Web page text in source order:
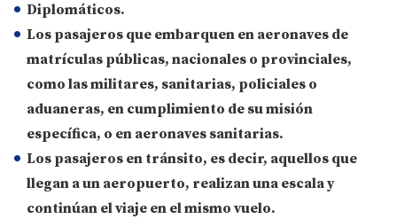
Diplomáticos.
Los pasajeros que embarquen en aeronaves de
matrículas públicas, nacionales o provinciales,
como lasmilitares, sanitarias, policiales o
aduaneras, en cumplimiento de su misión
específica, o en aeronaves sanitarias.
Los pasajeros en tránsito, es decir, aquellos que
llegan a un aeropuerto, realizan una escala y
continúan el viaje en el mismo vuelo.